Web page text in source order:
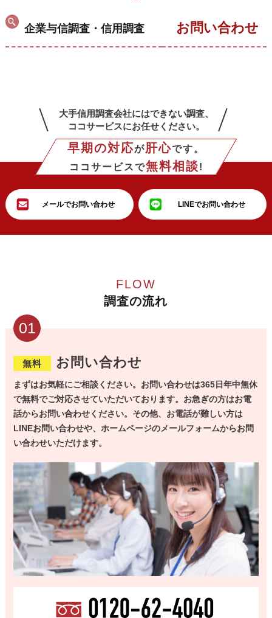
企業与信調査・信用調査 お問い合わせ
大手信用調査会社にはできない調査、
ココサービスにお任せください。
早期の対応が肝心です。
ココサービスで無料相談!
メールでお問い合わせ LINEでお問い合わせ
FLOW
調査の流れ
無料 お問い合わせ
まずはお気軽にご相談ください。お問い合わせは365日年中無休
で無料でご対応させていただいております。お急ぎの方はお電
話からお問い合わせください。その他、お電話が難しい方は
LINEお問い合わせや、ホームページのメールフォームからお問
い合わせいただけます。
01